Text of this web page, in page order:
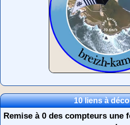
10 liens à
Remise à 0 des compteurs une